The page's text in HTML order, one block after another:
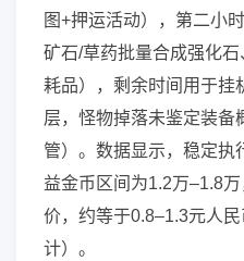
图+押运活动），第二小
矿石/草药批量合成强化
耗品），剩余时间用于挂
层，怪物掉落未鉴定装备
管）。数据显示，稳定执
益金币区间为1.2万–1.8
价，约等于0.8–1.3元人
计）。